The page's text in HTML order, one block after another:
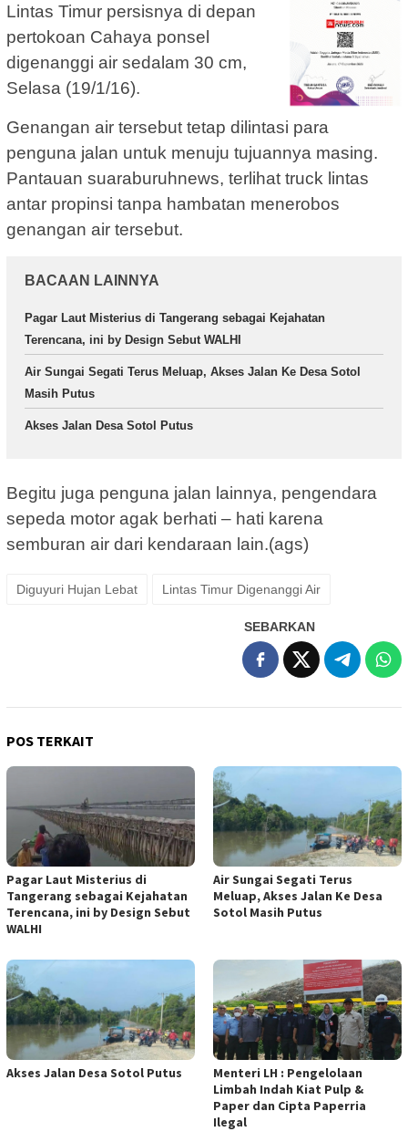
Lintas Timur persisnya di depan
pertokoan Cahaya ponsel
digenanggi air sedalam 30 cm,
Selasa (19/1/16).
Genangan air tersebut tetap dilintasi para
penguna jalan untuk menuju tujuannya masing.
Pantauan suaraburuhnews, terlihat truck lintas
antar propinsi tanpa hambatan menerobos
genangan air tersebut.
BACAAN LAINNYA
Pagar Laut Misterius di Tangerang sebagai Kejahatan
Terencana, ini by Design Sebut WALHI
Air Sungai Segati Terus Meluap, Akses Jalan Ke Desa Sotol
Masih Putus
Akses Jalan Desa Sotol Putus
Begitu juga penguna jalan lainnya, pengendara
sepeda motor agak berhati – hati karena
semburan air dari kendaraan lain.(ags)
Diguyuri Hujan Lebat Lintas Timur Digenanggi Air
SEBARKAN
POS TERKAIT
Pagar Laut Misterius di
Tangerang sebagai Kejahatan
Terencana, ini by Design Sebut
WALHI
Air Sungai Segati Terus
Meluap, Akses Jalan Ke Desa
Sotol Masih Putus
Akses Jalan Desa Sotol Putus
Menteri LH : Pengelolaan
Limbah Indah Kiat Pulp &
Paper dan Cipta Paperria
Ilegal